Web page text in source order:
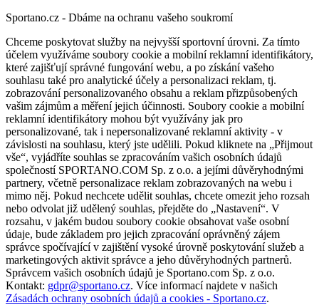
Sportano.cz - Dbáme na ochranu vašeho soukromí
Chceme poskytovat služby na nejvyšší sportovní úrovni. Za tímto
účelem využíváme soubory cookie a mobilní reklamní identifikátory,
které zajišťují správné fungování webu, a po získání vašeho
souhlasu také pro analytické účely a personalizaci reklam, tj.
zobrazování personalizovaného obsahu a reklam přizpůsobených
vašim zájmům a měření jejich účinnosti. Soubory cookie a mobilní
reklamní identifikátory mohou být využívány jak pro
personalizované, tak i nepersonalizované reklamní aktivity - v
závislosti na souhlasu, který jste udělili. Pokud kliknete na „Přijmout
vše“, vyjádříte souhlas se zpracováním vašich osobních údajů
společností SPORTANO.COM Sp. z o.o. a jejími důvěryhodnými
partnery, včetně personalizace reklam zobrazovaných na webu i
mimo něj. Pokud nechcete udělit souhlas, chcete omezit jeho rozsah
nebo odvolat již udělený souhlas, přejděte do „Nastavení“. V
rozsahu, v jakém budou soubory cookie obsahovat vaše osobní
údaje, bude základem pro jejich zpracování oprávněný zájem
správce spočívající v zajištění vysoké úrovně poskytování služeb a
marketingových aktivit správce a jeho důvěryhodných partnerů.
Správcem vašich osobních údajů je Sportano.com Sp. z o.o.
Kontakt: gdpr@sportano.cz. Více informací najdete v našich
Zásadách ochrany osobních údajů a cookies - Sportano.cz.